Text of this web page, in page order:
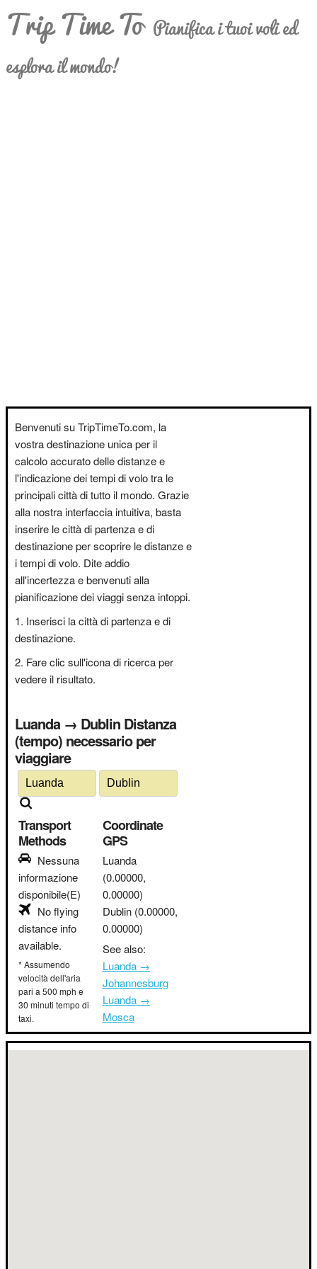
Trip Time To Pianifica i tuoi voli ed
esplora il mondo!
Benvenuti su TripTimeTo.com, la
vostra destinazione unica per il
calcolo accurato delle distanze e
l'indicazione dei tempi di volo tra le
principali città di tutto il mondo. Grazie
alla nostra interfaccia intuitiva, basta
inserire le città di partenza e di
destinazione per scoprire le distanze e
i tempi di volo. Dite addio
all'incertezza e benvenuti alla
pianificazione dei viaggi senza intoppi.
Inserisci la città di partenza e di
destinazione.
Fare clic sull'icona di ricerca per
vedere il risultato.
Luanda → Dublin Distanza
(tempo) necessario per
viaggiare
Transport
Methods
Nessuna
informazione
disponibile(E)
No flying
distance info
available.
* Assumendo
velocità dell'aria
pari a 500 mph e
30 minuti tempo di
taxi.
Coordinate
GPS
Luanda
(0.00000,
0.00000)
Dublin (0.00000,
0.00000)
See also:
Luanda →
Johannesburg
Luanda →
Mosca